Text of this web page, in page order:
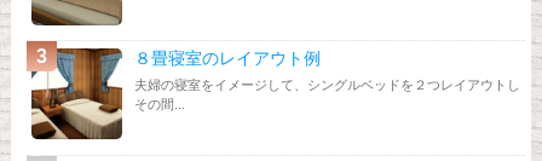
８畳寝室のレイアウト例
夫婦の寝室をイメージして、シングルベッドを２つレイアウトし
その間...